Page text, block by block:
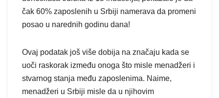
čak 60% zaposlenih u Srbiji namerava da promeni
posao u narednih godinu dana!
Ovaj podatak još više dobija na značaju kada se
uoči raskorak između onoga što misle menadžeri i
stvarnog stanja među zaposlenima. Naime,
menadžeri u Srbiji misle da u njihovim